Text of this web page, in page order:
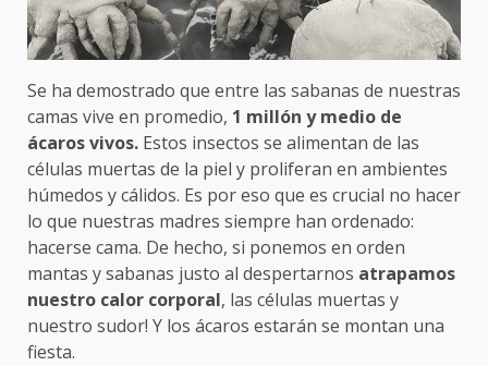
Se ha demostrado que entre las sabanas de nuestras
camas vive en promedio, 1 millón y medio de
ácaros vivos. Estos insectos se alimentan de las
células muertas de la piel y proliferan en ambientes
húmedos y cálidos. Es por eso que es crucial no hacer
lo que nuestras madres siempre han ordenado:
hacerse cama. De hecho, si ponemos en orden
mantas y sabanas justo al despertarnos atrapamos
nuestro calor corporal, las células muertas y
nuestro sudor! Y los ácaros estarán se montan una
fiesta.